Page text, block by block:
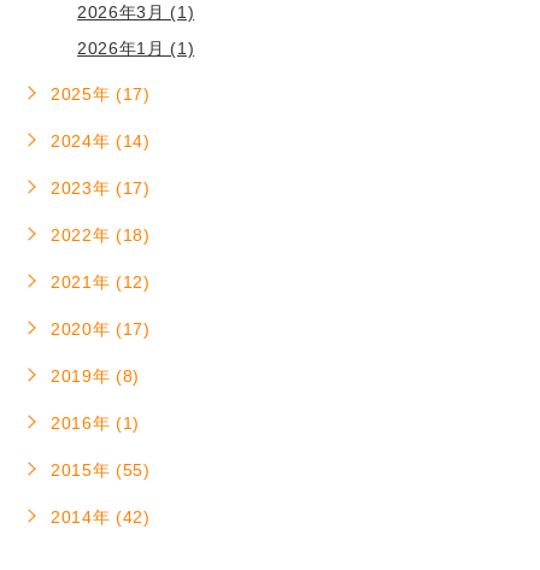
2026年3月 (1)
2026年1月 (1)
2025年 (17)
2024年 (14)
2023年 (17)
2022年 (18)
2021年 (12)
2020年 (17)
2019年 (8)
2016年 (1)
2015年 (55)
2014年 (42)